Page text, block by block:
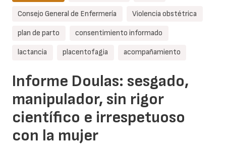
Informe Doulas: sesgado,
manipulador, sin rigor
científico e irrespetuoso
con la mujer
Consejo General de Enfermería Violencia obstétrica
plan de parto consentimiento informado
lactancia placentofagia acompañamiento